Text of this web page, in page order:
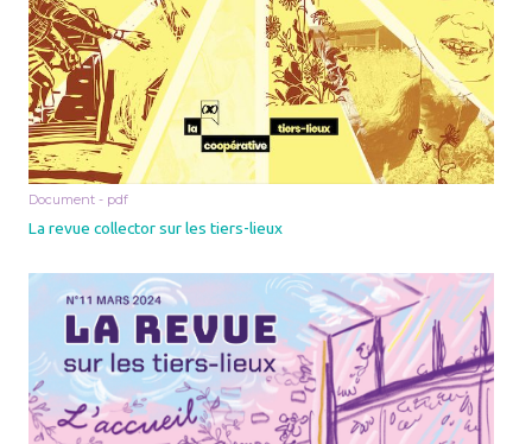
Document - pdf
La revue collector sur les tiers-lieux